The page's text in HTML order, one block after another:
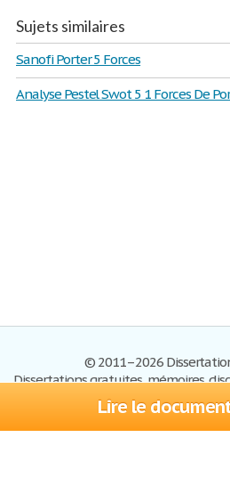
Lire le
Sujets similaires
Sanofi Porter 5 Forces
Analyse Pestel Swot 5 1 Forces De
© 2011–2026
Dissertations gratuites, mémoires,